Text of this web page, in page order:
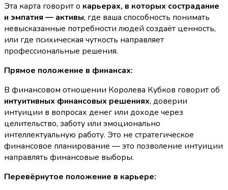
Эта карта говорит о карьерах, в которых сострадание
и эмпатия — активы, где ваша способность понимать
невысказанные потребности людей создаёт ценность,
или где психическая чуткость направляет
профессиональные решения.
Прямое положение в финансах:
В финансовом отношении Королева Кубков говорит об
интуитивных финансовых решениях, доверии
интуиции в вопросах денег или доходе через
целительство, заботу или эмоционально
интеллектуальную работу. Это не стратегическое
финансовое планирование — это позволение интуиции
направлять финансовые выборы.
Перевёрнутое положение в карьере: